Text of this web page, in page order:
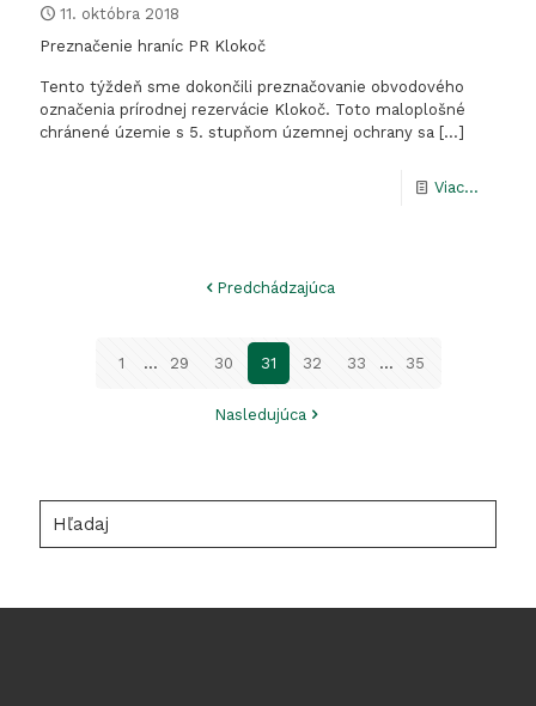
11. októbra 2018
Preznačenie hraníc PR Klokoč
Tento týždeň sme dokončili preznačovanie obvodového
označenia prírodnej rezervácie Klokoč. Toto maloplošné
chránené územie s 5. stupňom územnej ochrany sa […]
Viac...
Predchádzajúca
1 ... 29 30 31 32 33 ... 35
Nasledujúca